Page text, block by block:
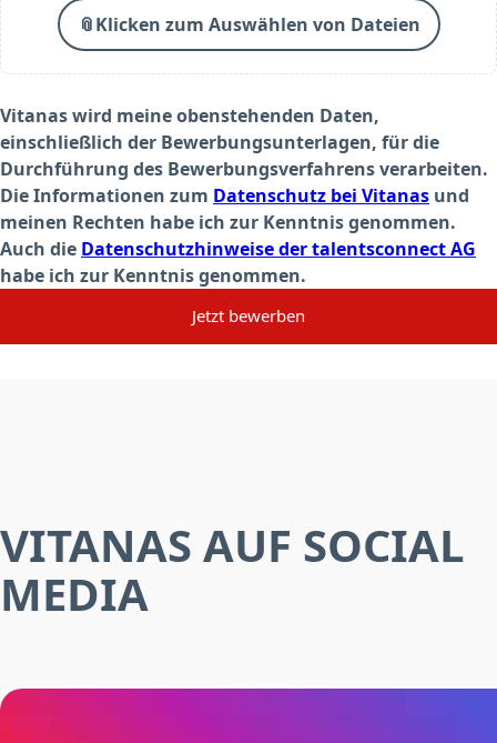
📎Klicken zum Auswählen von Dateien
Vitanas wird meine obenstehenden Daten,
einschließlich der Bewerbungsunterlagen, für die
Durchführung des Bewerbungsverfahrens verarbeiten.
Die Informationen zum Datenschutz bei Vitanas und
meinen Rechten habe ich zur Kenntnis genommen.
Auch die Datenschutzhinweise der talentsconnect AG
habe ich zur Kenntnis genommen.
Jetzt bewerben
VITANAS AUF SOCIAL
MEDIA